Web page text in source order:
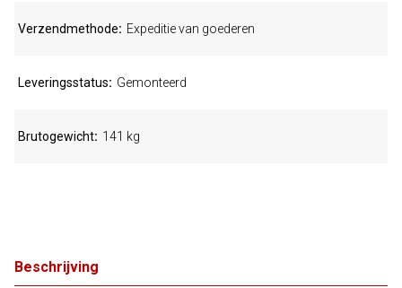
Beschrijving
Verzendmethode Expeditie van goederen
Leveringsstatus Gemonteerd
Brutogewicht 141 kg